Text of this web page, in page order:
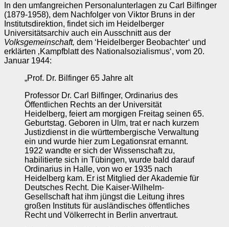
In den umfangreichen Personalunterlagen zu Carl Bilfinger
(1879‑1958), dem Nachfolger von Viktor Bruns in der
Institutsdirektion, findet sich im Heidelberger
Universitätsarchiv auch ein Ausschnitt aus der
Volksgemeinschaft, dem ‘Heidelberger Beobachter‘ und
erklärten ‚Kampfblatt des Nationalsozialismus‘, vom 20.
Januar 1944:
„Prof. Dr. Bilfinger 65 Jahre alt
Professor Dr. Carl Bilfinger, Ordinarius des
Öffentlichen Rechts an der Universität
Heidelberg, feiert am morgigen Freitag seinen 65.
Geburtstag. Geboren in Ulm, trat er nach kurzem
Justizdienst in die württembergische Verwaltung
ein und wurde hier zum Legationsrat ernannt.
1922 wandte er sich der Wissenschaft zu,
habilitierte sich in Tübingen, wurde bald darauf
Ordinarius in Halle, von wo er 1935 nach
Heidelberg kam. Er ist Mitglied der Akademie für
Deutsches Recht. Die Kaiser-Wilhelm-
Gesellschaft hat ihm jüngst die Leitung ihres
großen Instituts für ausländisches öffentliches
Recht und Völkerrecht in Berlin anvertraut.